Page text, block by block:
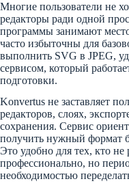
Многие пользователи не
редакторы ради одной
программы занимают
часто избыточны для
выполнить SVG в JPEG,
сервисом, который
подготовки.
Konvertus не заставляет
редакторов, слоях,
сохранения. Сервис
получить нужный формат
Это удобно для тех, кто не
профессионально, но
необходимостью